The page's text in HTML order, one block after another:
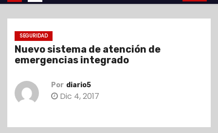
SEGURIDAD
Nuevo sistema de atención de
emergencias integrado
Por diario5
Dic 4, 2017